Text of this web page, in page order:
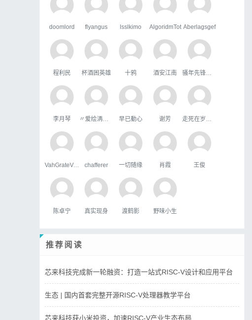
doomlord flyangus lsslkimo AlgoridmTot Aberlagsgef
程利民 杯酒困英雄 十鸦 酒安江南
李月琴 早已動心 谢芳
VahGrateVek chafferer 一切随缘 肖霞 王俊
陈卓宁 真实现身 渡鹤影 野味小生
推荐阅读
芯来科技完成新一轮融资：打造一站式RISC-V设计和应用平台
生态 | 国内首套完整开源RISC-V处理器教学平台
芯来科技获小米投资，加速RISC-V产业生态布局